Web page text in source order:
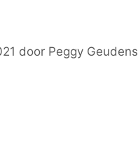
door Peggy Geudens